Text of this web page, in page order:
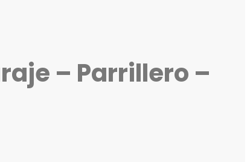
– Parrillero –